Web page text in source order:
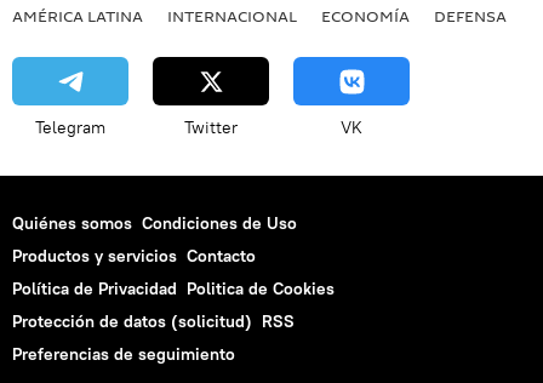
AMÉRICA LATINA INTERNACIONAL ECONOMÍA DEFENSA
Telegram Twitter VK
Quiénes somos Condiciones de Uso
Productos y servicios Contacto
Política de Privacidad Politica de Cookies
Protección de datos (solicitud) RSS
Preferencias de seguimiento